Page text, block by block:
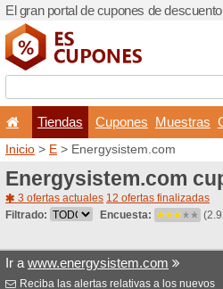
El gran portal